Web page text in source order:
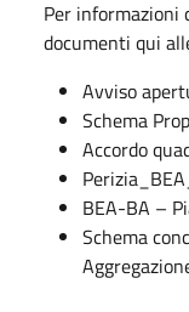
Per informazioni
documenti qui
Avviso
Schema
Accordo
​BEA-BA –
​Schema